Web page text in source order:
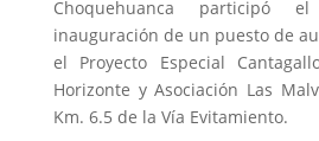
Choquehuanca participó
inauguración de un puesto de
el Proyecto Especial
Horizonte y Asociación Las
Km. 6.5 de la Vía Evitamiento.